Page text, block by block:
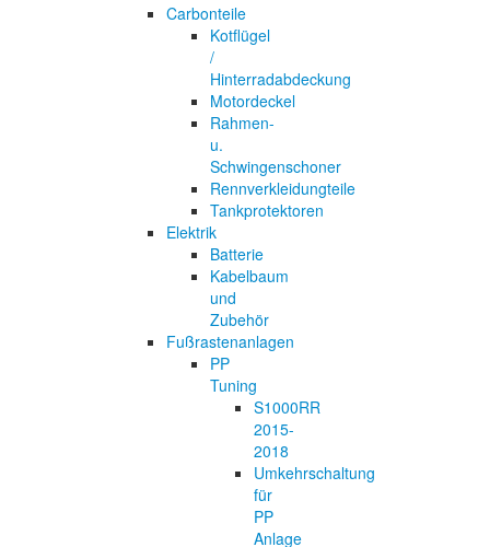
Carbonteile
Kotflügel
/
Hinterradabdeckung
Motordeckel
Rahmen-
u.
Schwingenschoner
Rennverkleidungteile
Tankprotektoren
Elektrik
Batterie
Kabelbaum
und
Zubehör
Fußrastenanlagen
PP
Tuning
S1000RR
2015-
2018
Umkehrschaltung
für
PP
Anlage